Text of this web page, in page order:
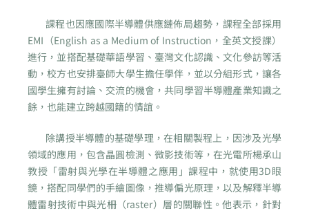
課程也因應國際半導體供應鏈佈局趨勢，課程全部採用
EMI（English as a Medium of Instruction，全英文授課）
進行，並搭配基礎華語學習、臺灣文化認識、文化參訪等活
動，校方也安排臺師大學生擔任學伴，並以分組形式，讓各
國學生擁有討論、交流的機會，共同學習半導體產業知識之
餘，也能建立跨越國籍的情誼。
除講授半導體的基礎學理，在相關製程上，因涉及光學
領域的應用，包含晶圓檢測、微影技術等，在光電所楊承山
教授「雷射與光學在半導體之應用」課程中，就使用3D眼
鏡，搭配同學們的手繪圖像，推導偏光原理，以及解釋半導
體雷射技術中與光柵（raster）層的關聯性。他表示，針對